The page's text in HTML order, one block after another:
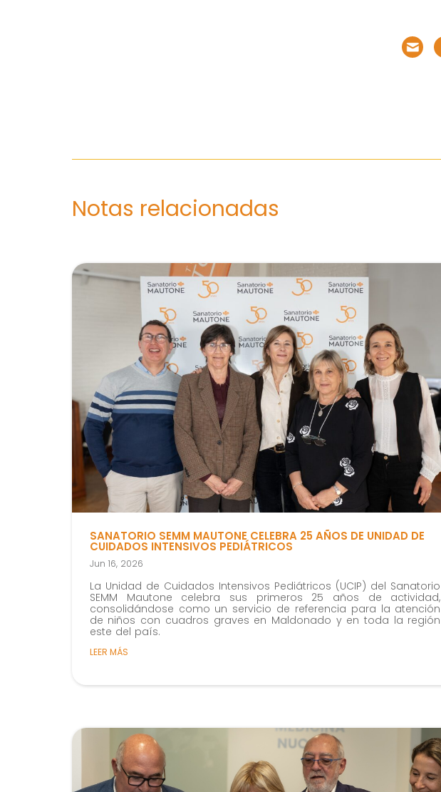
Notas relacionadas
SANATORIO SEMM MAUTONE CELEBRA 25 AÑOS DE UNIDAD DE
CUIDADOS INTENSIVOS PEDIÁTRICOS
Jun 16, 2026
La Unidad de Cuidados Intensivos Pediátricos (UCIP) del Sanatorio
SEMM Mautone celebra sus primeros 25 años de actividad,
consolidándose como un servicio de referencia para la atención
de niños con cuadros graves en Maldonado y en toda la región
este del país.
LEER MÁS